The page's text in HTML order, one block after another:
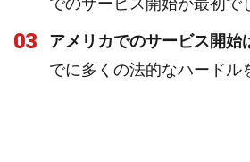
03 アメリカでのサービス開始
でに多くの法的なハードル